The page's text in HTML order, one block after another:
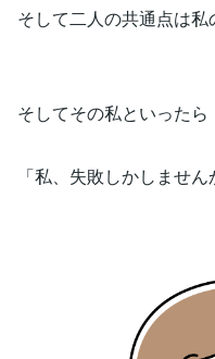
そして二人の共通点は私
そしてその私といったら
「私、失敗しかしませ